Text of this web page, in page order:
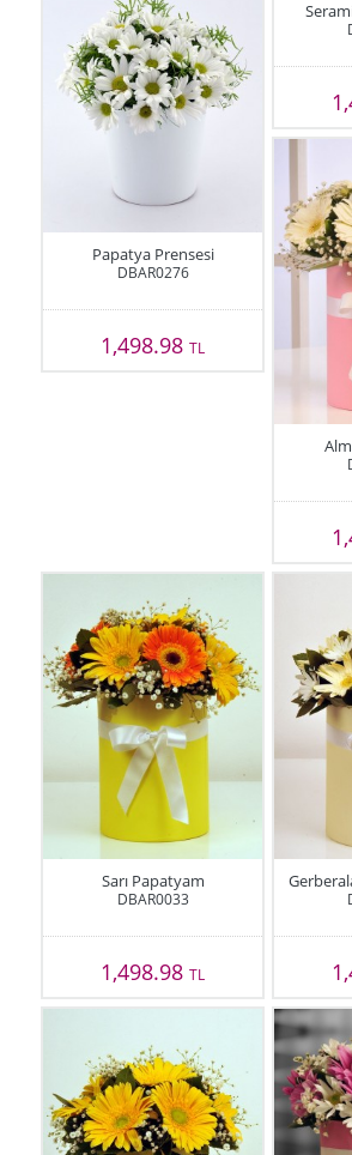
Papatya Prensesi
DBAR0276
1,498.98TL
Sarı Papatyam
DBAR0033
1,498.98TL